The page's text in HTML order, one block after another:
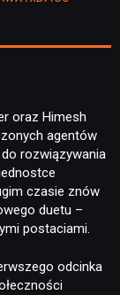
oraz Himesh
agentów
rozwiązywania
czasie znów
duetu –
postaciami.
odcinka